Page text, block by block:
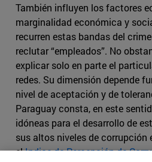
​También influyen los factores
marginalidad económica y
recurren estas bandas del
reclutar “empleados”. No
explicar solo en parte el
redes. Su dimensión depende
nivel de aceptación y de
Paraguay consta, en este
idóneas para el desarrollo de
sus altos niveles de corrupción
elIndice de Percepción de